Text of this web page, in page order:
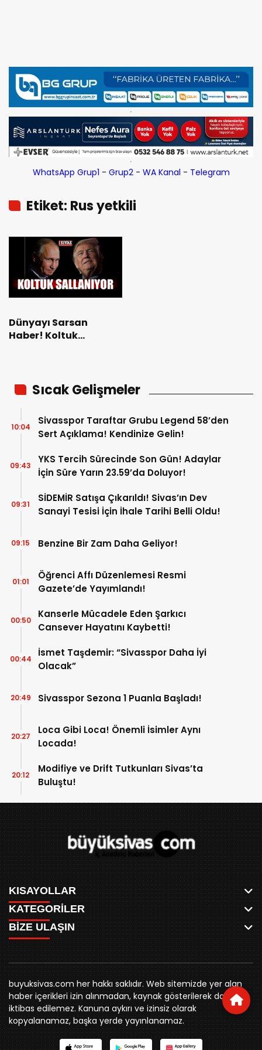
WhatsApp Grup1 - Grup2- WA Kanal - Telegram
Etiket: Rus yetkili
Dünyayı Sarsan
Haber! Koltuk
Sıcak Gelişmeler
Sivasspor Taraftar Grubu Legend 58’den
Sert Açıklama! Kendinize Gelin!
10:04
YKS Tercih Sürecinde Son Gün! Adaylar
İçin Süre Yarın 23.59’da Doluyor!
09:43
SİDEMİR Satışa Çıkarıldı! Sivas’ın Dev
Sanayi Tesisi İçin İhale Tarihi Belli Oldu!
09:31
Benzine Bir Zam Daha Geliyor!
09:15
Öğrenci Affı Düzenlemesi Resmi
Gazete’de Yayımlandı!
01:01
Kanserle Mücadele Eden Şarkıcı
Cansever Hayatını Kaybetti!
00:50
İsmet Taşdemir: “Sivasspor Daha İyi
Olacak”
00:44
Sivasspor Sezona 1 Puanla Başladı!
20:49
Loca Gibi Loca! Önemli İsimler Aynı
Locada!
20:27
Modifiye ve Drift Tutkunları Sivas’ta
Buluştu!
20:12
KISAYOLLAR
ANASAYFA
AKSU CANLI
MEYDAN CANLI
MEDRESELER CANLI
MERAKÜM CANLI
YUKARI TEKKE CANLI
KURUMSAL KİMLİK
REKLAM FİYATLARI
BİZE ULAŞIN
KÜNYE
RESMİ İLANLAR
KATEGORİLER
WHATSAPP
SPOR
SİYASET
BELEDİYE
SİVAS VALİLİĞİ
ÜNİVERSİTE
KURUMLAR
STK
YORUM
BİZE ULAŞIN
0346 221 00 60
buyuksivashaber@gmail.com
Örtülüpınar Mah. İnönü Bulvarı Özkahya Apt. Kat:3 D:7
Sivas
buyuksivas.com her hakkı saklıdır. Web sitemizde yer alan
haber içerikleri izin alınmadan, kaynak gösterilerek dahi
iktibas edilemez. Kanuna aykırı ve izinsiz olarak
kopyalanamaz, başka yerde yayınlanamaz.